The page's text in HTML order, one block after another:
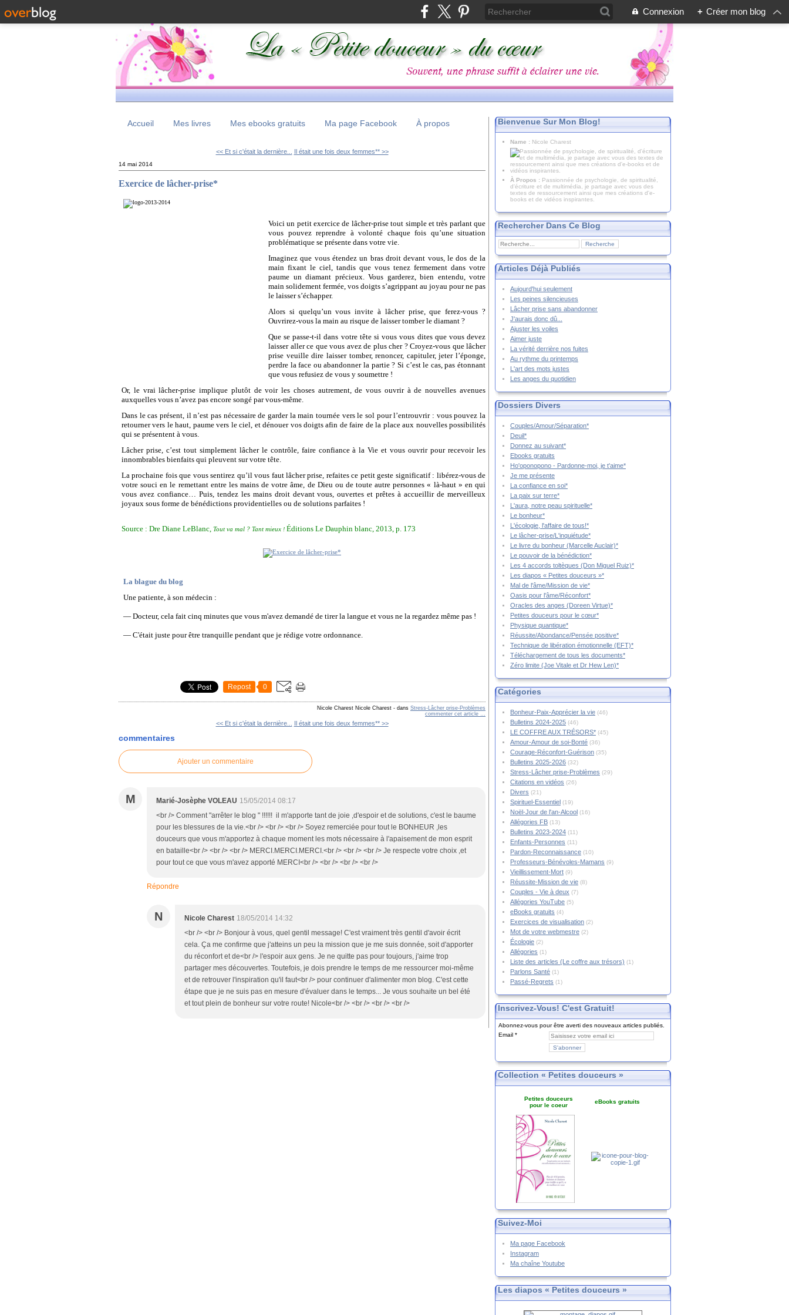
Connexion + Créer mon blog
Accueil Mes livres Mes ebooks gratuits Ma page Facebook À propos
<< Et si c'était la dernière... Il était une fois deux femmes** >>
14 mai 2014
Exercice de lâcher-prise*
Voici un petit exercice de lâcher-prise tout simple et très parlant que
vous pouvez reprendre à volonté chaque fois qu’une situation
problématique se présente dans votre vie.
Imaginez que vous étendez un bras droit devant vous, le dos de la
main fixant le ciel, tandis que vous tenez fermement dans votre
paume un diamant précieux. Vous garderez, bien entendu, votre
main solidement fermée, vos doigts s’agrippant au joyau pour ne pas
le laisser s’échapper.
Alors si quelqu’un vous invite à lâcher prise, que ferez-vous ?
Ouvrirez-vous la main au risque de laisser tomber le diamant ?
Que se passe-t-il dans votre tête si vous vous dites que vous devez
laisser aller ce que vous avez de plus cher ? Croyez-vous que lâcher
prise veuille dire laisser tomber, renoncer, capituler, jeter l’éponge,
perdre la face ou abandonner la partie ? Si c’est le cas, pas étonnant
que vous refusiez de vous y soumettre !
Or, le vrai lâcher-prise implique plutôt de voir les choses autrement, de vous ouvrir à de nouvelles avenues
auxquelles vous n’avez pas encore songé par vous-même.
Dans le cas présent, il n’est pas nécessaire de garder la main tournée vers le sol pour l’entrouvrir : vous pouvez la
retourner vers le haut, paume vers le ciel, et dénouer vos doigts afin de faire de la place aux nouvelles possibilités
qui se présentent à vous.
Lâcher prise, c’est tout simplement lâcher le contrôle, faire confiance à la Vie et vous ouvrir pour recevoir les
innombrables bienfaits qui pleuvent sur votre tête.
La prochaine fois que vous sentirez qu’il vous faut lâcher prise, refaites ce petit geste significatif : libérez-vous de
votre souci en le remettant entre les mains de votre âme, de Dieu ou de toute autre personnes « là-haut » en qui
vous avez confiance… Puis, tendez les mains droit devant vous, ouvertes et prêtes à accueillir de merveilleux
joyaux sous forme de bénédictions providentielles ou de solutions parfaites !
Source : Dre Diane LeBlanc, Tout va mal ? Tant mieux ! Éditions Le Dauphin blanc, 2013, p. 173
La blague du blog
Une patiente, à son médecin :
— Docteur, cela fait cinq minutes que vous m'avez demandé de tirer la langue et vous ne la regardez même pas !
— C'était juste pour être tranquille pendant que je rédige votre ordonnance.
Repost 0
Nicole Charest Nicole Charest - dans Stress-Lâcher prise-Problèmes
commenter cet article
<< Et si c'était la dernière... Il était une fois deux femmes** >>
commentaires
Ajouter un commentaire
M Marié-Josèphe VOLEAU 15/05/2014 08:17
<br /> Comment "arrêter le blog " !!!!!! il m'apporte tant de joie ,d'espoir et de solutions, c'est le baume
pour les blessures de la vie.<br /> <br /> <br /> Soyez remerciée pour tout le BONHEUR ,les
douceurs que vous m'apportez à chaque moment les mots nécessaire à l'apaisement de mon esprit
en bataille<br /> <br /> <br /> MERCI.MERCI.MERCI.<br /> <br /> <br /> Je respecte votre choix ,et
pour tout ce que vous m'avez apporté MERCI<br /> <br /> <br /> <br />
Répondre
N Nicole Charest 18/05/2014 14:32
<br /> <br /> Bonjour à vous, quel gentil message! C'est vraiment très gentil d'avoir écrit
cela. Ça me confirme que j'atteins un peu la mission que je me suis donnée, soit d'apporter
du réconfort et de<br /> l'espoir aux gens. Je ne quitte pas pour toujours, j'aime trop
partager mes découvertes. Toutefois, je dois prendre le temps de me ressourcer moi-même
et de retrouver l'inspiration qu'il faut<br /> pour continuer d'alimenter mon blog. C'est cette
étape que je ne suis pas en mesure d'évaluer dans le temps... Je vous souhaite un bel été
et tout plein de bonheur sur votre route! Nicole<br /> <br /> <br /> <br />
Bienvenue Sur Mon Blog!
Name : Nicole Charest
À Propos : Passionnée de psychologie, de spiritualité,
d'écriture et de multimédia, je partage avec vous des
textes de ressourcement ainsi que mes créations d'e-
books et de vidéos inspirantes.
Rechercher Dans Ce Blog
Articles Déjà Publiés
Aujourd'hui seulement
Les peines silencieuses
Lâcher prise sans abandonner
J'aurais donc dû...
Ajuster les voiles
Aimer juste
La vérité derrière nos fuites
Au rythme du printemps
L'art des mots justes
Les anges du quotidien
Dossiers Divers
Couples/Amour/Séparation*
Deuil*
Donnez au suivant*
Ebooks gratuits
Ho'oponopono - Pardonne-moi, je t'aime*
Je me présente
La confiance en soi*
La paix sur terre*
L'aura, notre peau spirituelle*
Le bonheur*
L'écologie, l'affaire de tous!*
Le lâcher-prise/L'inquiétude*
Le livre du bonheur (Marcelle Auclair)*
Le pouvoir de la bénédiction*
Les 4 accords toltèques (Don Miguel Ruiz)*
Les diapos « Petites douceurs »*
Mal de l'âme/Mission de vie*
Oasis pour l'âme/Réconfort*
Oracles des anges (Doreen Virtue)*
Petites douceurs pour le cœur*
Physique quantique*
Réussite/Abondance/Pensée positive*
Technique de libération émotionnelle (EFT)*
Téléchargement de tous les documents*
Zéro limite (Joe Vitale et Dr Hew Len)*
Catégories
Bonheur-Paix-Apprécier la vie (46)
Bulletins 2024-2025 (46)
LE COFFRE AUX TRÉSORS* (45)
Amour-Amour de soi-Bonté (36)
Courage-Réconfort-Guérison (35)
Bulletins 2025-2026 (32)
Stress-Lâcher prise-Problèmes (29)
Citations en vidéos (26)
Divers (21)
Spirituel-Essentiel (19)
Noël-Jour de l'an-Alcool (16)
Allégories FB (13)
Bulletins 2023-2024 (11)
Enfants-Personnes (11)
Pardon-Reconnaissance (10)
Professeurs-Bénévoles-Mamans (9)
Vieillissement-Mort (9)
Réussite-Mission de vie (8)
Couples - Vie à deux (7)
Allégories YouTube (5)
eBooks gratuits (4)
Exercices de visualisation (2)
Mot de votre webmestre (2)
Écologie (2)
Allégories (1)
Liste des articles (Le coffre aux trésors) (1)
Parlons Santé (1)
Passé-Regrets (1)
Inscrivez-Vous! C'est Gratuit!
Abonnez-vous pour être averti des nouveaux articles publiés.
Email
Collection « Petites douceurs »
Petites douceurs
pour le coeur
eBooks gratuits
Suivez-Moi
Ma page Facebook
Instagram
Ma chaîne Youtube
Les diapos « Petites douceurs »